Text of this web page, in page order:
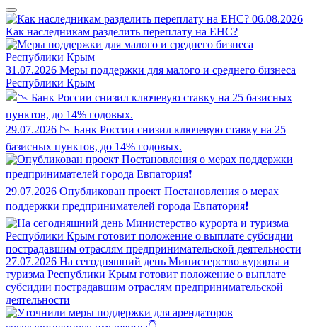
06.08.2026
Как наследникам разделить переплату на ЕНС?
31.07.2026 Меры поддержки для малого и среднего бизнеса
Республики Крым
29.07.2026 📉 Банк России снизил ключевую ставку на 25
базисных пунктов, до 14% годовых.
29.07.2026 Опубликован проект Постановления о мерах
поддержки предпринимателей города Евпатория❗
27.07.2026 На сегодняшний день Министерство курорта и
туризма Республики Крым готовит положение о выплате
субсидии пострадавшим отраслям предпринимательской
деятельности